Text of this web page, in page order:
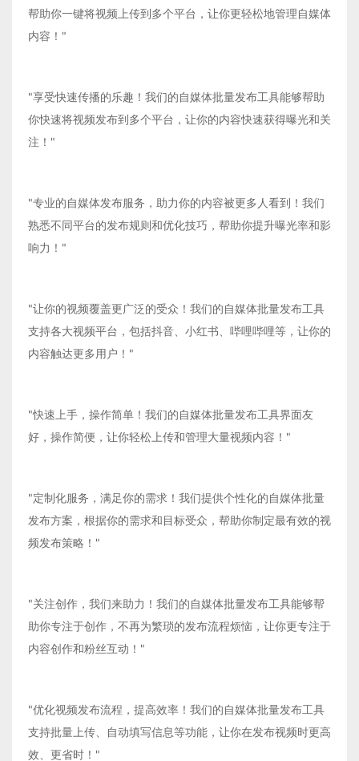
帮助你一键将视频上传到多个平台，让你更轻松地管理自媒体
内容！"
"享受快速传播的乐趣！我们的自媒体批量发布工具能够帮助
你快速将视频发布到多个平台，让你的内容快速获得曝光和关
注！"
"专业的自媒体发布服务，助力你的内容被更多人看到！我们
熟悉不同平台的发布规则和优化技巧，帮助你提升曝光率和影
响力！"
"让你的视频覆盖更广泛的受众！我们的自媒体批量发布工具
支持各大视频平台，包括抖音、小红书、哔哩哔哩等，让你的
内容触达更多用户！"
"快速上手，操作简单！我们的自媒体批量发布工具界面友
好，操作简便，让你轻松上传和管理大量视频内容！"
"定制化服务，满足你的需求！我们提供个性化的自媒体批量
发布方案，根据你的需求和目标受众，帮助你制定最有效的视
频发布策略！"
"关注创作，我们来助力！我们的自媒体批量发布工具能够帮
助你专注于创作，不再为繁琐的发布流程烦恼，让你更专注于
内容创作和粉丝互动！"
"优化视频发布流程，提高效率！我们的自媒体批量发布工具
支持批量上传、自动填写信息等功能，让你在发布视频时更高
效、更省时！"